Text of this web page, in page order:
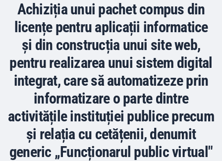
Achiziția unui pachet compus din
licențe pentru aplicații informatice
și din construcția unui site web,
pentru realizarea unui sistem digital
integrat, care să automatizeze prin
informatizare o parte dintre
activitățile instituției publice precum
și relația cu cetățenii, denumit
generic „Funcționarul public virtual"